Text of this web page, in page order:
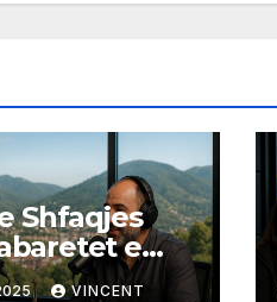
Shfaqjes
e
VINCENT